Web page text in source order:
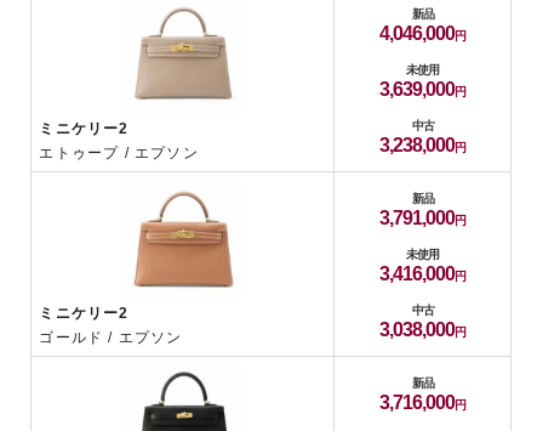
ミニケリー2
エトゥープ / エプソン
新品
4,046,000
未使用
3,639,000
中古
3,238,000
ミニケリー2
ゴールド / エプソン
新品
3,791,000
未使用
3,416,000
中古
3,038,000
新品
3,716,000